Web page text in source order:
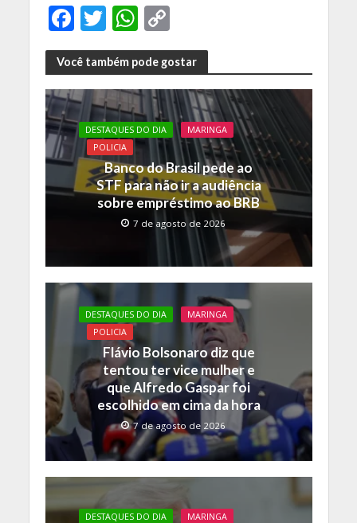
F
ac
e
b
o
o
k
T
w
itt
er
W
h
at
s
A
p
p
C
o
p
y
Li
n
k
Você também pode gostar
DESTAQUES DO DIA
MARINGA
POLICIA
Banco do Brasil pede ao
STF para não ir a audiência
sobre empréstimo ao BRB
7 de agosto de 2026
DESTAQUES DO DIA
MARINGA
POLICIA
Flávio Bolsonaro diz que
tentou ter vice mulher e
que Alfredo Gaspar foi
escolhido em cima da hora
7 de agosto de 2026
DESTAQUES DO DIA
MARINGA